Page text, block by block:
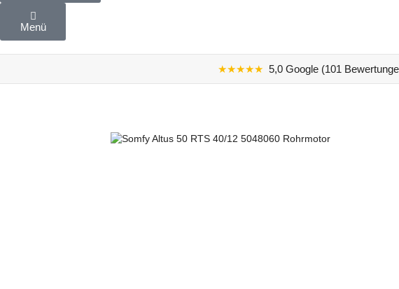
Menü
★★★★★ 5,0 Google (101